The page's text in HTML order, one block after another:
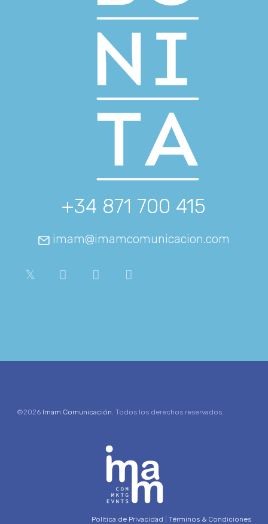
+34 871 700 415
imam@imamcomunicacion.com
©2026 Imam Comunicación. Todos los derechos reservados.
Política de Privacidad Términos & Condiciones